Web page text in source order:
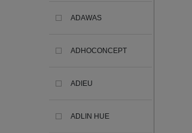
ADAWAS
ADHOCONCEPT
ADIEU
ADLIN HUE